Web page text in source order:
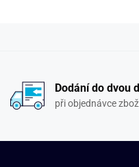
Dodání do dvou
při objednávce